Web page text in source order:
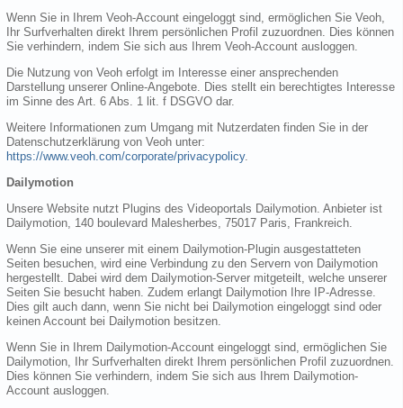
Wenn Sie in Ihrem Veoh-Account eingeloggt sind, ermöglichen Sie Veoh,
Ihr Surfverhalten direkt Ihrem persönlichen Profil zuzuordnen. Dies können
Sie verhindern, indem Sie sich aus Ihrem Veoh-Account ausloggen.
Die Nutzung von Veoh erfolgt im Interesse einer ansprechenden
Darstellung unserer Online-Angebote. Dies stellt ein berechtigtes Interesse
im Sinne des Art. 6 Abs. 1 lit. f DSGVO dar.
Weitere Informationen zum Umgang mit Nutzerdaten finden Sie in der
Datenschutzerklärung von Veoh unter:
https://www.veoh.com/corporate/privacypolicy.
Dailymotion
Unsere Website nutzt Plugins des Videoportals Dailymotion. Anbieter ist
Dailymotion, 140 boulevard Malesherbes, 75017 Paris, Frankreich.
Wenn Sie eine unserer mit einem Dailymotion-Plugin ausgestatteten
Seiten besuchen, wird eine Verbindung zu den Servern von Dailymotion
hergestellt. Dabei wird dem Dailymotion-Server mitgeteilt, welche unserer
Seiten Sie besucht haben. Zudem erlangt Dailymotion Ihre IP-Adresse.
Dies gilt auch dann, wenn Sie nicht bei Dailymotion eingeloggt sind oder
keinen Account bei Dailymotion besitzen.
Wenn Sie in Ihrem Dailymotion-Account eingeloggt sind, ermöglichen Sie
Dailymotion, Ihr Surfverhalten direkt Ihrem persönlichen Profil zuzuordnen.
Dies können Sie verhindern, indem Sie sich aus Ihrem Dailymotion-
Account ausloggen.